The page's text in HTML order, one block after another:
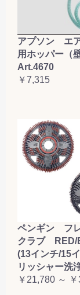
アプソン エ
用ホッパー（
Art.4670
￥7,315
ペンギン フ
クラブ
(13インチ/15
リッシャー洗
￥21,780 ～